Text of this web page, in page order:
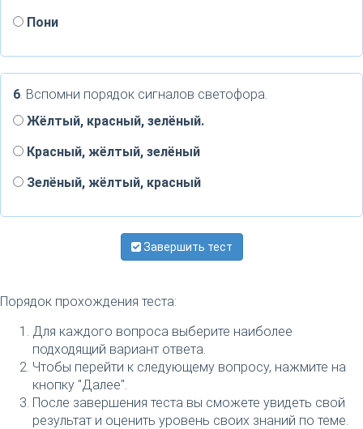
Пони
6. Вспомни порядок сигналов светофора.
Жёлтый, красный, зелёный.
Красный, жёлтый, зелёный
Зелёный, жёлтый, красный
Завершить тест
Порядок прохождения теста:
Для каждого вопроса выберите наиболее
подходящий вариант ответа.
Чтобы перейти к следующему вопросу, нажмите на
кнопку "Далее".
После завершения теста вы сможете увидеть свой
результат и оценить уровень своих знаний по теме.